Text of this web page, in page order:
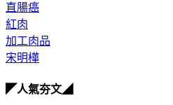
直腸癌
紅肉
加工肉品
宋明樺
◤人氣夯文◢